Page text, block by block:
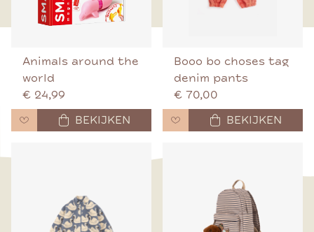
Animals around the
world
€ 24,99
BEKIJKEN
Booo bo choses tag
denim pants
€ 70,00
BEKIJKEN